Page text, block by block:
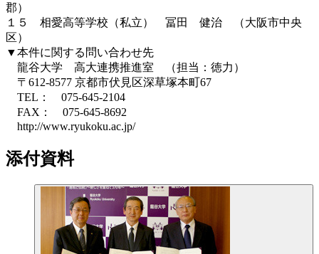
郡）
１５ 相愛高等学校（私立） 冨田 健治 （大阪市中央
区）
▼本件に関する問い合わせ先
龍谷大学 高大連携推進室 （担当：徳力）
〒612-8577 京都市伏見区深草塚本町67
TEL： 075-645-2104
FAX： 075-645-8692
http://www.ryukoku.ac.jp/
添付資料